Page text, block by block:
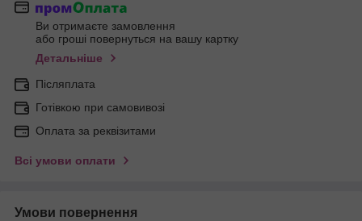
Ви отримаєте замовлення
або гроші повернуться на вашу картку
Детальніше
Післяплата
Готівкою при самовивозі
Оплата за реквізитами
Всі умови оплати
Умови повернення